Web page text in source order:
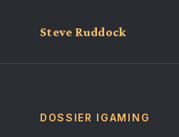
Steve Ruddock
DOSSIER IGAMING